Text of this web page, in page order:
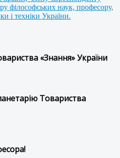
філософських наук, професору,
і техніки України.
«Знання» України
Товариства